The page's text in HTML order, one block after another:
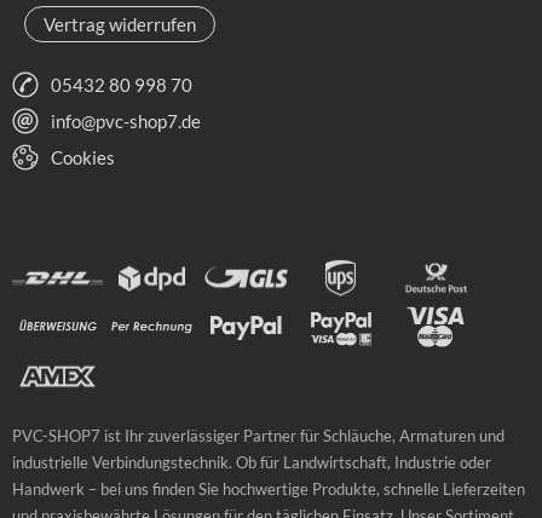
Vertrag widerrufen
05432 80 998 70
info@pvc-shop7.de
Cookies
PVC-SHOP7 ist Ihr zuverlässiger Partner für Schläuche, Armaturen und
industrielle Verbindungstechnik. Ob für Landwirtschaft, Industrie oder
Handwerk – bei uns finden Sie hochwertige Produkte, schnelle Lieferzeiten